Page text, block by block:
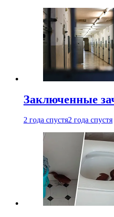
Заключенные
2 года спустя2 года спустя